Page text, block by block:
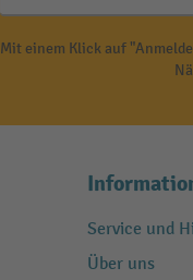
Mit einem Klick auf
Service und
Über uns